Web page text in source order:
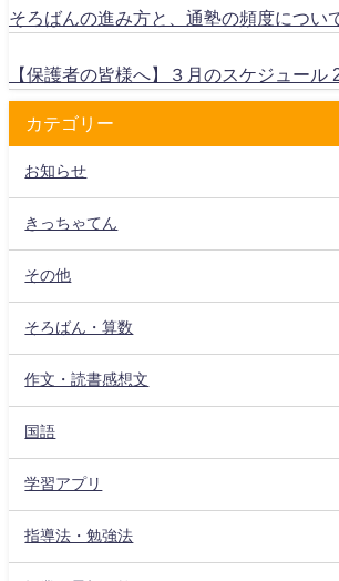
そろばんの進み方と、通塾の頻度につい
【保護者の皆様へ】３月のスケジュール
カテゴリー
お知らせ
きっちゃてん
その他
そろばん・算数
作文・読書感想文
国語
学習アプリ
指導法・勉強法